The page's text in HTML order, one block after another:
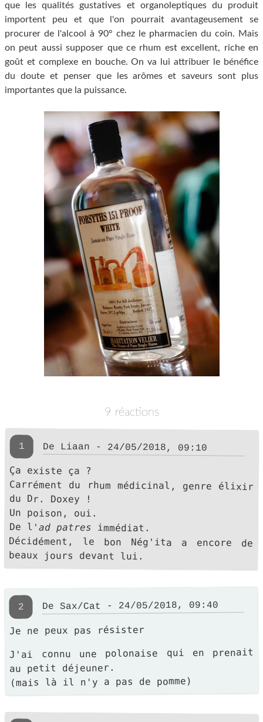
que les qualités gustatives et organoleptiques du produit
importent peu et que l'on pourrait avantageusement se
procurer de l'alcool à 90° chez le pharmacien du coin. Mais
on peut aussi supposer que ce rhum est excellent, riche en
goût et complexe en bouche. On va lui attribuer le bénéfice
du doute et penser que les arômes et saveurs sont plus
importantes que la puissance.
9 réactions
1 De Liaan - 24/05/2018, 09:10
Ça existe ça ?
Carrément du rhum médicinal, genre élixir
du Dr. Doxey !
Un poison, oui.
De l 'ad patres immédiat.
Décidément, le bon Nég'ita a encore de
beaux jours devant lui.
2 De Sax/Cat - 24/05/2018, 09:40
Je ne peux pas résister
J'ai connu une polonaise qui en prenait
au petit déjeuner.
(mais là il n'y a pas de pomme)